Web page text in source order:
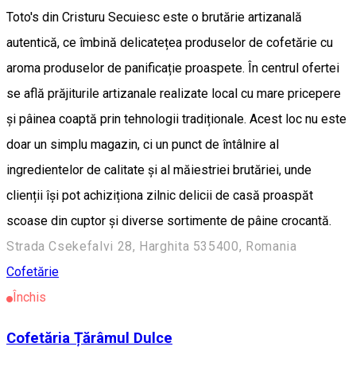
Toto's din Cristuru Secuiesc este o brutărie artizanală
autentică, ce îmbină delicatețea produselor de cofetărie cu
aroma produselor de panificație proaspete. În centrul ofertei
se află prăjiturile artizanale realizate local cu mare pricepere
și pâinea coaptă prin tehnologii tradiționale. Acest loc nu este
doar un simplu magazin, ci un punct de întâlnire al
ingredientelor de calitate și al măiestriei brutăriei, unde
clienții își pot achiziționa zilnic delicii de casă proaspăt
scoase din cuptor și diverse sortimente de pâine crocantă.
Strada Csekefalvi 28, Harghita 535400, Romania
Cofetărie
Închis
Cofetăria Țărâmul Dulce